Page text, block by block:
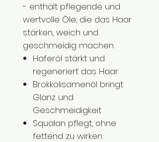
- enthält pflegende und
wertvolle Öle, die das Haar
stärken, weich und
geschmeidig machen
Haferöl stärkt und
regeneriert das Haar
Brokkolisamenöl bringt
Glanz und
Geschmeidigkeit
Squalan pflegt, ohne
fettend zu wirken